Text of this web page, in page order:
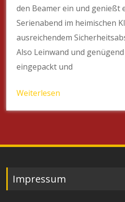
den Beamer ein und genießt
Serienabend im heimischen
ausreichendem
Also Leinwand und
eingepackt und
Weiterlesen
Impressum